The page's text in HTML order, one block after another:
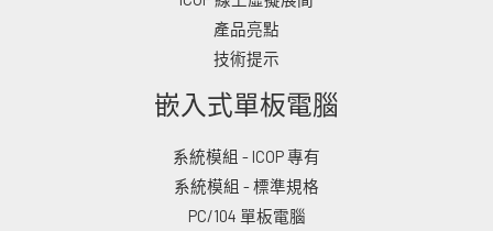
產品亮點
技術提示
嵌入式單板電腦
系統模組 - ICOP 專有
系統模組 - 標準規格
PC/104 單板電腦